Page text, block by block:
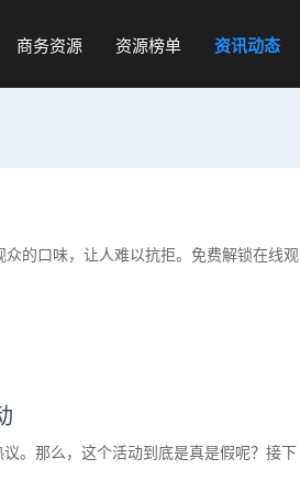
商务资源 资源榜单 资讯动态
的口味，让人难以抗拒。免费解锁在线观
。那么，这个活动到底是真是假呢？接下